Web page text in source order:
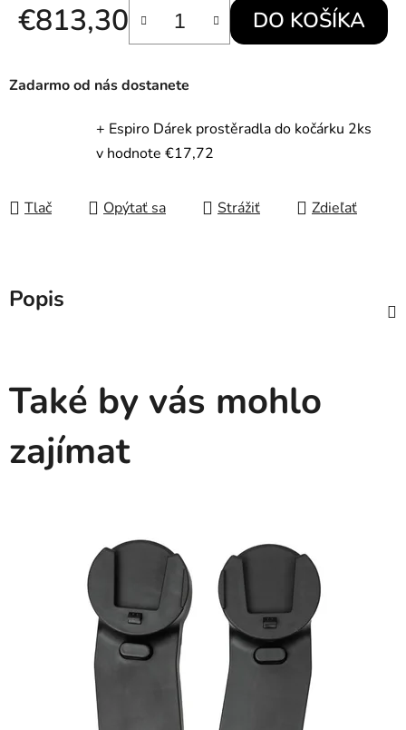
€813,30 DO KOŠÍKA
Zadarmo od nás dostanete
+ Espiro Dárek prostěradla do kočárku 2ks
v hodnote €17,72
Tlač Opýtať sa Strážiť Zdieľať
Popis
Také by vás mohlo
zajímat